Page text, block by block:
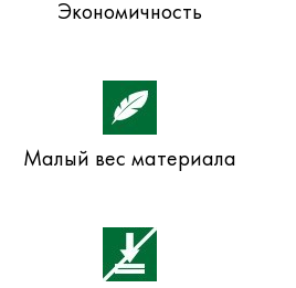
Экономичность
Малый вес материала